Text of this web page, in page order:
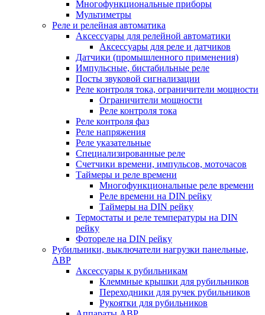
Многофункциональные приборы
Мультиметры
Реле и релейная автоматика
Аксессуары для релейной автоматики
Аксессуары для реле и датчиков
Датчики (промышленного применения)
Импульсные, бистабильные реле
Посты звуковой сигнализации
Реле контроля тока, ограничители мощности
Ограничители мощности
Реле контроля тока
Реле контроля фаз
Реле напряжения
Реле указательные
Специализированные реле
Счетчики времени, импульсов, моточасов
Таймеры и реле времени
Многофункциональные реле времени
Реле времени на DIN рейку
Таймеры на DIN рейку
Термостаты и реле температуры на DIN
рейку
Фотореле на DIN рейку
Рубильники, выключатели нагрузки панельные,
АВР
Аксессуары к рубильникам
Клеммные крышки для рубильников
Переходники для ручек рубильников
Рукоятки для рубильников